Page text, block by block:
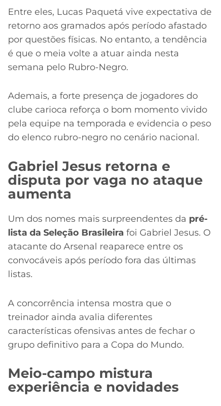
Entre eles, Lucas Paquetá vive expectativa de
retorno aos gramados após período afastado
por questões físicas. No entanto, a tendência
é que o meia volte a atuar ainda nesta
semana pelo Rubro-Negro.
Ademais, a forte presença de jogadores do
clube carioca reforça o bom momento vivido
pela equipe na temporada e evidencia o peso
do elenco rubro-negro no cenário nacional.
Gabriel Jesus retorna e
disputa por vaga no ataque
aumenta
Um dos nomes mais surpreendentes da pré-
lista da Seleção Brasileira foi Gabriel Jesus. O
atacante do Arsenal reaparece entre os
convocáveis após período fora das últimas
listas.
A concorrência intensa mostra que o
treinador ainda avalia diferentes
características ofensivas antes de fechar o
grupo definitivo para a Copa do Mundo.
Meio-campo mistura
experiência e novidades